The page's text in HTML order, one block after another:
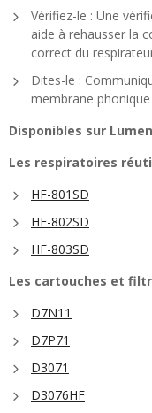
Vérifiez-le : Une
aide à rehausser la
correct du
Dites-le :
membrane
Disponibles sur
Les respiratoires
HF-801SD
HF-802SD
HF-803SD
Les cartouches et
D7N11
D7P71
D3071
D3076HF